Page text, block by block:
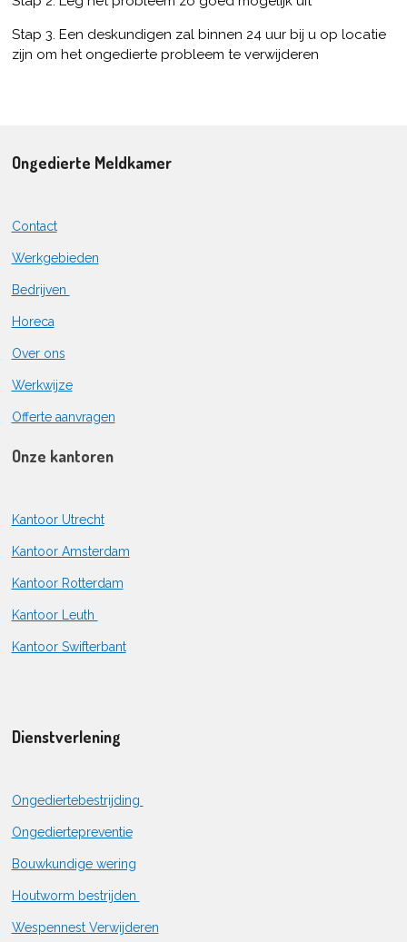
Stap 3. Een deskundigen zal binnen 24 uur bij u op locatie
zijn om het ongedierte probleem te verwijderen
Ongedierte Meldkamer
Contact
Werkgebieden
Bedrijven
Horeca
Over ons
Werkwijze
Offerte aanvragen
Onze kantoren
Kantoor Utrecht
Kantoor Amsterdam
Kantoor Rotterdam
Kantoor Leuth
Kantoor Swifterbant
Dienstverlening
Ongediertebestrijding
Ongediertepreventie
Bouwkundige wering
Houtworm bestrijden
Wespennest Verwijderen